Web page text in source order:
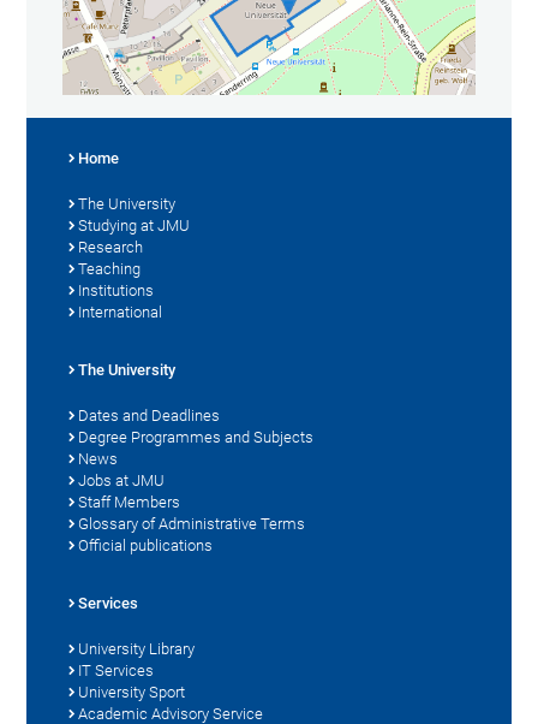
Home
The University
Studying at JMU
Research
Teaching
Institutions
International
The University
Dates and Deadlines
Degree Programmes and Subjects
News
Jobs at JMU
Staff Members
Glossary of Administrative Terms
Official publications
Services
University Library
IT Services
University Sport
Academic Advisory Service